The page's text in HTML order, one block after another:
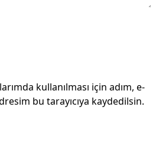
kullanılması için adım, e-
bu tarayıcıya kaydedilsin.